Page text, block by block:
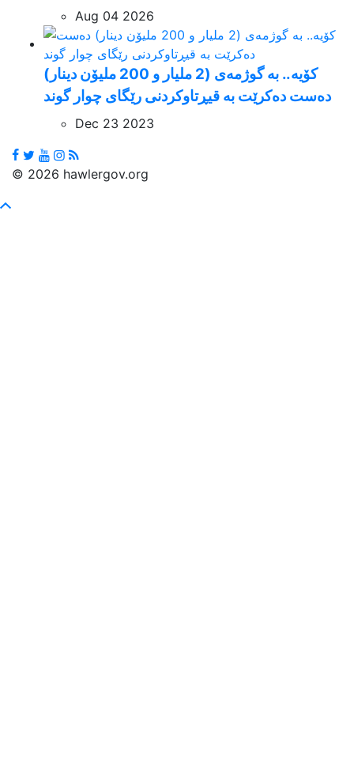
Aug 04 2026
کۆیە.. بە گوژمەی (2 ملیار و 200 ملیۆن دینار)
دەست دەکرێت بە قیڕتاوکردنی رێگای چوار گوند
Dec 23 2023
© 2026 hawlergov.org